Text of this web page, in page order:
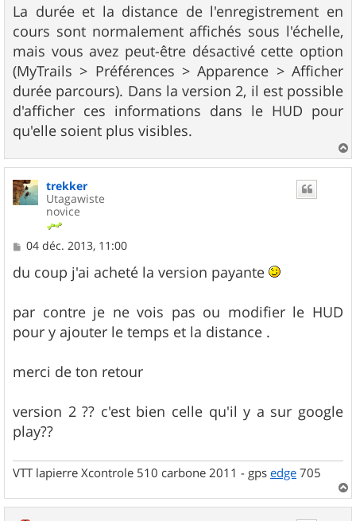
La durée et la distance de l'enregistrement en
cours sont normalement affichés sous l'échelle,
mais vous avez peut-être désactivé cette option
(MyTrails > Préférences > Apparence > Afficher
durée parcours). Dans la version 2, il est possible
d'afficher ces informations dans le HUD pour
qu'elle soient plus visibles.
a
trekker
Utagawiste
novice
M
s
s
g
e
04 déc. 2013, 11:00
du coup j'ai acheté la version payante
par contre je ne vois pas ou modifier le HUD
pour y ajouter le temps et la distance .
merci de ton retour
version 2 ?? c'est bien celle qu'il y a sur google
play??
VTT lapierre Xcontrole 510 carbone 2011 - gps edge 705
a